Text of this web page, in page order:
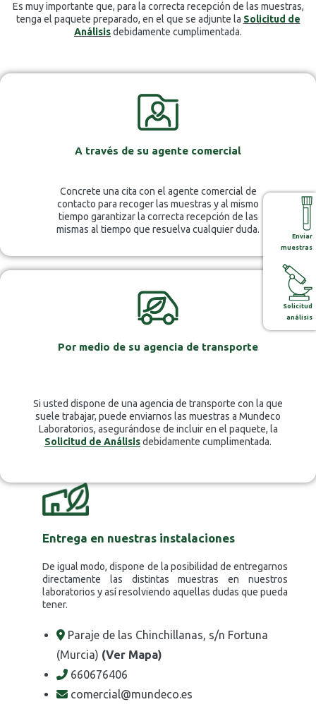
Enviar
muestras
Solicitud
análisis
Es muy importante que, para la correcta recepción de las muestras,
tenga el paquete preparado, en el que se adjunte la Solicitud de
Análisisdebidamente cumplimentada.
A través de su agente comercial
Concrete una cita con el agente comercial de
contacto para recoger las muestras y al mismo
tiempo garantizar la correcta recepción de las
mismas al tiempo que resuelva cualquier duda.
Por medio de su agencia de transporte
Si usted dispone de una agencia de transporte con la que
suele trabajar, puede enviarnos las muestras a Mundeco
Laboratorios, asegurándose de incluir en el paquete, la
Solicitud de Análisisdebidamente cumplimentada.
Entrega en nuestras instalaciones
De igual modo, dispone de la posibilidad de entregarnos
directamente las distintas muestras en nuestros
laboratorios y así resolviendo aquellas dudas que pueda
tener.
Paraje de las Chinchillanas, s/n Fortuna
(Murcia) (Ver Mapa)
660676406
comercial@mundeco.es